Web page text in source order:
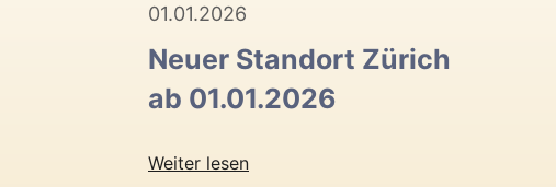
01.01.2026
Neuer Standort Zürich
ab 01.01.2026
Weiter lesen